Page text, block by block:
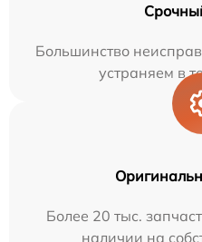
Большинство
устраняем в
Более 20 тыс.
наличии на